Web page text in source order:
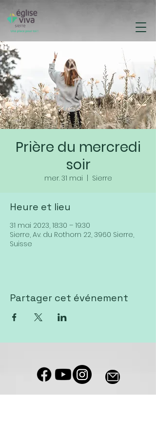
Prière du mercredi
soir
mer. 31 mai Sierre
Heure et lieu
31 mai 2023, 18:30 – 19:30
Sierre, Av. du Rothorn 22, 3960 Sierre,
Suisse
Partager cet événement